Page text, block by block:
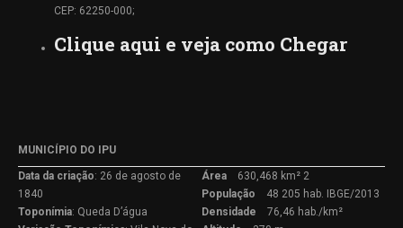
CEP: 62250-000;
Clique aqui e veja como Chegar
MUNICÍPIO DO IPU
Data da criação: 26 de agosto de
1840
Toponímia: Queda D’água
Área 630,468 km² 2
População 48 205 hab. IBGE/2013
Densidade 76,46 hab./km²